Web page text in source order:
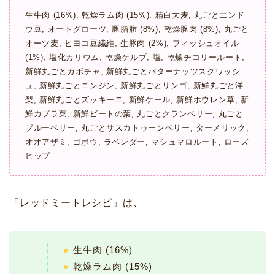
生牛肉 (16%), 乾燥ラム肉 (15%), 精白大麦, 丸ごとエンド
ウ豆, オートグローツ, 豚脂肪 (8%), 乾燥豚肉 (8%), 丸ごと
オーツ麦, ヒヨコ豆繊維, 生豚肉 (2%), フィッシュオイル
(1%), 塩化カリウム, 乾燥ケルプ, 塩, 乾燥チコリールート,
新鮮丸ごとカボチャ, 新鮮丸ごとバターナッツスクワッシ
ュ, 新鮮丸ごとニンジン, 新鮮丸ごとリンゴ, 新鮮丸ごと洋
梨, 新鮮丸ごとズッキーニ, 新鮮ケール, 新鮮ホウレン草, 新
鮮カブラ菜, 新鮮ビートの葉, 丸ごとクランベリー, 丸ごと
ブルーベリー, 丸ごとサスカトゥーンベリー, ターメリック,
オオアザミ, ゴボウ, ラベンダー, マシュマロルート, ローズ
ヒップ
「レッドミートレシピ」は、
生牛肉 (16%)
乾燥ラム肉 (15%)